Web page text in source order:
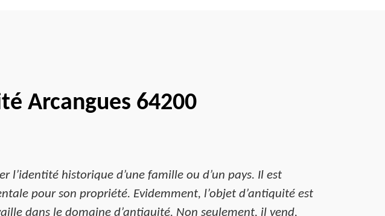
Arcangues 64200
l’identité historique d’une famille ou d’un pays. Il est
pour son propriété. Evidemment, l’objet d’antiquité est
dans le domaine d’antiquité. Non seulement, il vend,